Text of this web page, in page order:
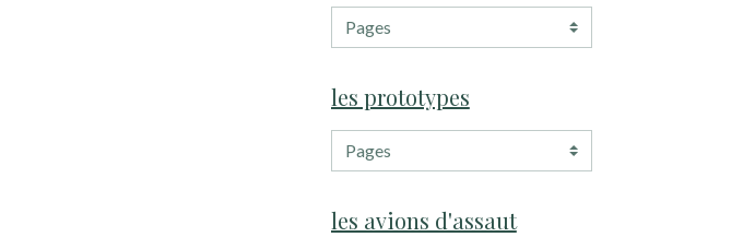
les prototypes
les avions d'assaut